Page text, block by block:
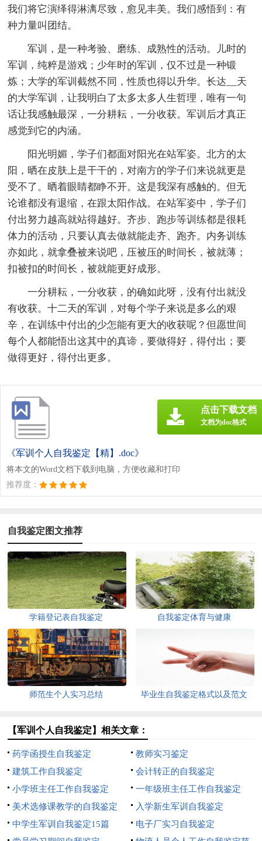
我们将它演绎得淋漓尽致，愈见丰美。我们感悟到：有
种力量叫团结。
军训，是一种考验、磨练、成熟性的活动。儿时的
军训，纯粹是游戏；少年时的军训，仅不过是一种锻
炼；大学的军训截然不同，性质也得以升华。长达__天
的大学军训，让我明白了太多太多人生哲理，唯有一句
话让我感触最深，一分耕耘，一分收获。军训后才真正
感觉到它的内涵。
阳光明媚，学子们都面对阳光在站军姿。北方的太
阳，晒在皮肤上是干干的，对南方的学子们来说就更是
受不了。晒着眼睛都睁不开。这是我深有感触的。但无
论谁都没有退缩，在跟太阳作战。在站军姿中，学子们
付出努力越高就站得越好。齐步、跑步等训练都是很耗
体力的活动，只要认真去做就能走齐、跑齐。内务训练
亦如此，就拿叠被来说吧，压被压的时间长，被就薄；
扣被扣的时间长，被就能更好成形。
一分耕耘，一分收获，的确如此呀，没有付出就没
有收获。十二天的军训，对每个学子来说是多么的艰
辛，在训练中付出的少怎能有更大的收获呢？但愿世间
每个人都能悟出这其中的真谛，要做得好，得付出；要
做得更好，得付出更多。
《军训个人自我鉴定【精】.doc》
将本文的Word文档下载到电脑，方便收藏和打印
推荐度：
点击下载文档
文档为doc格式
自我鉴定图文推荐
学籍登记表自我鉴定 自我鉴定体育与健康
师范生个人实习总结 毕业生自我鉴定格式以及范文
【军训个人自我鉴定】相关文章：
药学函授生自我鉴定
教师实习鉴定
建筑工作自我鉴定
会计转正的自我鉴定
小学班主任工作自我鉴定
一年级班主任工作自我鉴定
美术选修课教学的自我鉴定
入学新生军训自我鉴定
中学生军训自我鉴定15篇
电子厂实习自我鉴定